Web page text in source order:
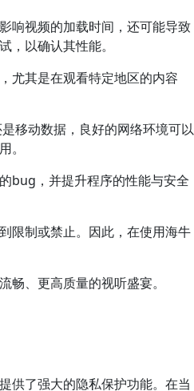
响视频的加载时间，还可能导致
以确认其性能。
尤其是在观看特定地区的内容
移动数据，良好的网络环境可以
。
bug，并提升程序的性能与安全
限制或禁止。因此，在使用海牛
、更高质量的视听盛宴。
供了强大的隐私保护功能。在当